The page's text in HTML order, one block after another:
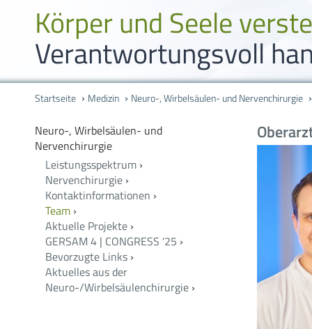
Körper und Seele
Verantwortungsvoll
Startseite Medizin Neuro-, Wirbelsäulen- und Nervenchirurgie
Neuro-, Wirbelsäulen- und
Nervenchirurgie
Leistungsspektrum ›
Nervenchirurgie ›
Kontaktinformationen ›
Team ›
Aktuelle Projekte ›
GERSAM 4 | CONGRESS '25 ›
Bevorzugte Links ›
Aktuelles aus der
Neuro-/Wirbelsäulenchirurgie ›